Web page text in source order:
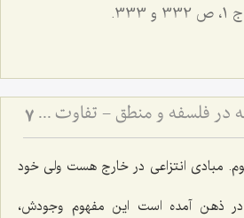
و 333.
معنای معقولات ثانیه در فلسفه و منطق - تفاوت مفاهیم فلسفی و منطقی در کلام مرحوم آخوند 7
مبادی انتزاعی در خارج هست ولی خود
ذهن آمده است این مفهوم وجودش،